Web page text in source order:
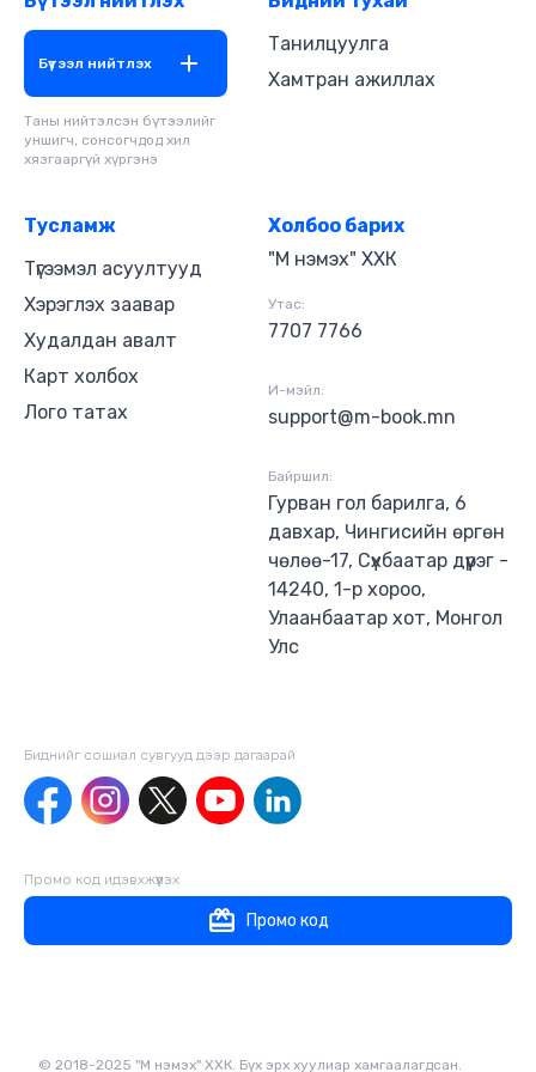
Бүтээл нийтлэх
Таны нийтэлсэн бүтээлийг
уншигч, сонсогчдод хил
хязгааргүй хүргэнэ
Танилцуулга
Хамтран ажиллах
Тусламж
Түгээмэл асуултууд
Хэрэглэх заавар
Худалдан авалт
Карт холбох
Лого татах
Холбоо барих
"М нэмэх" ХХК
Утас:
7707 7766
И-мэйл:
support@m-book.mn
Байршил:
Гурван гол барилга, 6
давхар, Чингисийн өргөн
чөлөө-17, Сүхбаатар дүүрэг -
14240, 1-р хороо,
Улаанбаатар хот, Монгол
Улс
Биднийг сошиал сувгууд дээр дагаaрай
Промо код идэвхжүүлэх
Промо код
© 2018-2025 "М нэмэх" ХХК. Бүх эрх хуулиар хамгаалагдсан.